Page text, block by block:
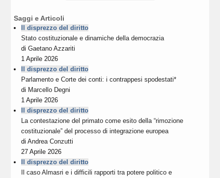
Saggi e Articoli
Il disprezzo del diritto
Stato costituzionale e dinamiche della democrazia
diGaetano Azzariti
1 Aprile 2026
Il disprezzo del diritto
Parlamento e Corte dei conti: i contrappesi spodestati*
di Marcello Degni
1 Aprile 2026
Il disprezzo del diritto
La contestazione del primato come esito della “rimozione
costituzionale” del processo di integrazione europea
diAndrea Conzutti
27 Aprile 2026
Il disprezzo del diritto
Il caso Almasri e i difficili rapporti tra potere politico e